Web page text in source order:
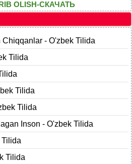
OLISH-СКАЧАТЬ
- O'zbek Tilida
Tilida
Tilida
Tilida
Inson - O'zbek Tilida
Tilida